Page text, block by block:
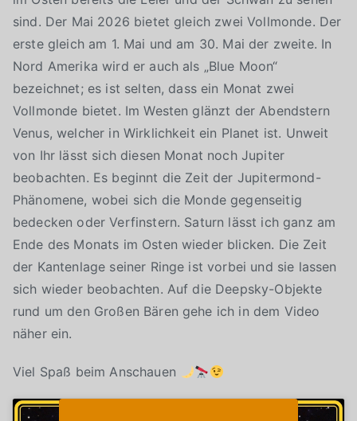
sind. Der Mai 2026 bietet gleich zwei Vollmonde. Der
erste gleich am 1. Mai und am 30. Mai der zweite. In
Nord Amerika wird er auch als „Blue Moon“
bezeichnet; es ist selten, dass ein Monat zwei
Vollmonde bietet. Im Westen glänzt der Abendstern
Venus, welcher in Wirklichkeit ein Planet ist. Unweit
von Ihr lässt sich diesen Monat noch Jupiter
beobachten. Es beginnt die Zeit der Jupitermond-
Phänomene, wobei sich die Monde gegenseitig
bedecken oder Verfinstern. Saturn lässt ich ganz am
Ende des Monats im Osten wieder blicken. Die Zeit
der Kantenlage seiner Ringe ist vorbei und sie lassen
sich wieder beobachten. Auf die Deepsky-Objekte
rund um den Großen Bären gehe ich in dem Video
näher ein.
Viel Spaß beim Anschauen